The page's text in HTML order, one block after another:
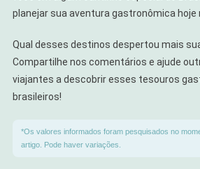
planejar sua aventura gastronômica hoje
Qual desses destinos despertou mais
Compartilhe nos comentários e ajude
viajantes a descobrir esses tesouros
brasileiros!
*Os valores informados foram pesquisados no
artigo. Pode haver variações.